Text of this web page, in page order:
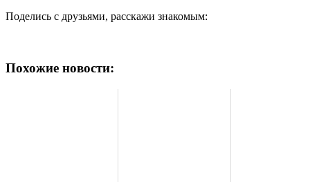
Поделись с друзьями, расскажи знакомым:
Похожие новости: